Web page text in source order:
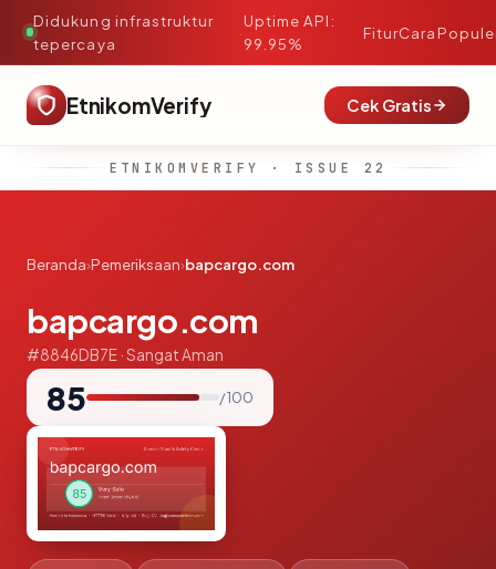
Didukung infrastruktur
tepercaya
·
Uptime API:
99.95%
FiturCara
EtnikomVerify Cek Gratis
ETNIKOMVERIFY · ISSUE 22
Beranda›Pemeriksaan›bapcargo.com
bapcargo.com
#8846DB7E · Sangat Aman
85 / 100